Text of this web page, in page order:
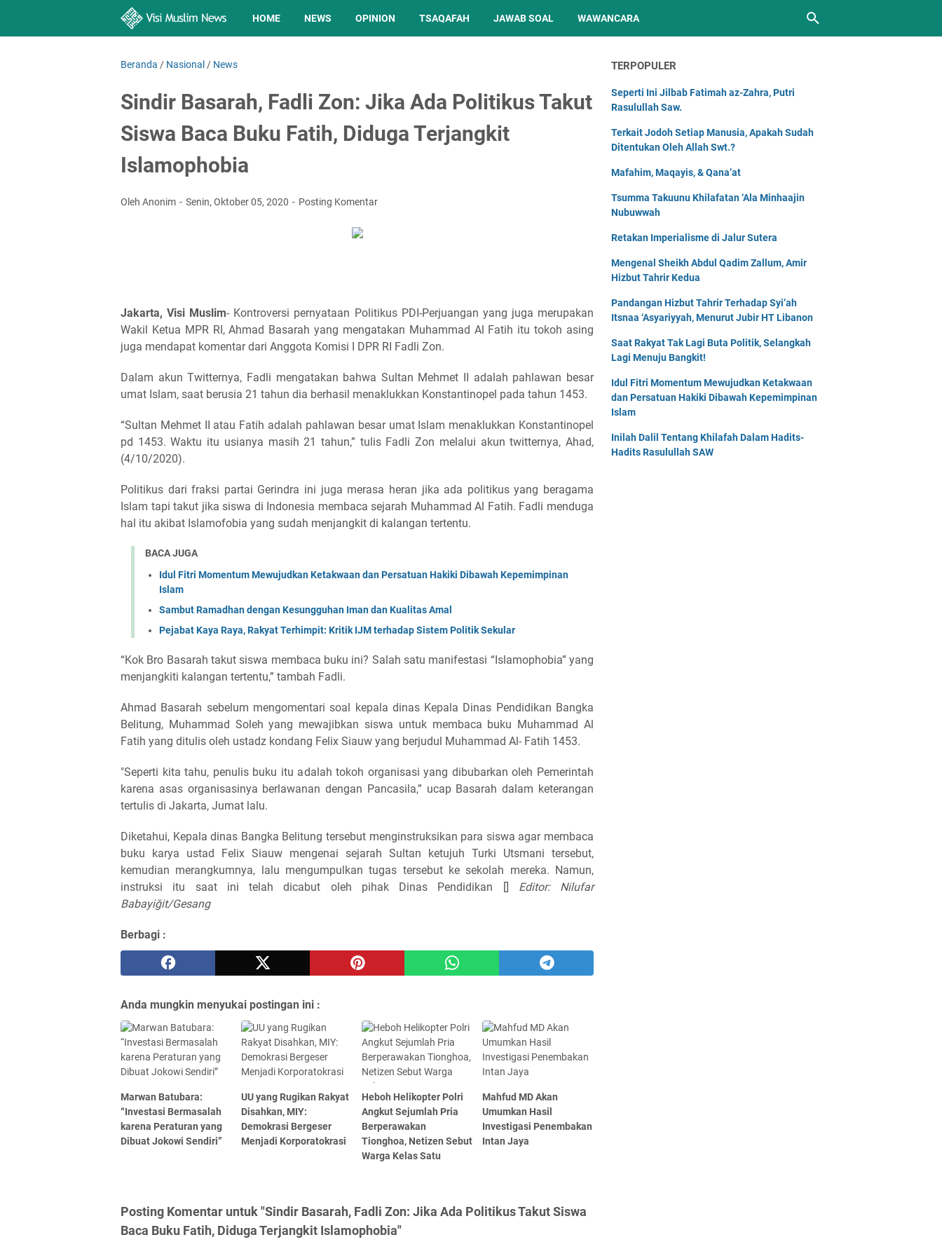
HOME NEWS OPINION TSAQAFAH JAWAB SOAL WAWANCARA
Beranda / Nasional / News
Sindir Basarah, Fadli Zon: Jika Ada Politikus Takut
Siswa Baca Buku Fatih, Diduga Terjangkit
Islamophobia
Oleh Anonim Senin, Oktober 05, 2020 Posting Komentar
Jakarta, Visi Muslim- Kontroversi pernyataan Politikus PDI-Perjuangan yang juga merupakan
Wakil Ketua MPR RI, Ahmad Basarah yang mengatakan Muhammad Al Fatih itu tokoh asing
juga mendapat komentar dari Anggota Komisi I DPR RI Fadli Zon.
Dalam akun Twitternya, Fadli mengatakan bahwa Sultan Mehmet II adalah pahlawan besar
umat Islam, saat berusia 21 tahun dia berhasil menaklukkan Konstantinopel pada tahun 1453.
“Sultan Mehmet II atau Fatih adalah pahlawan besar umat Islam menaklukkan Konstantinopel
pd 1453. Waktu itu usianya masih 21 tahun,” tulis Fadli Zon melalui akun twitternya, Ahad,
(4/10/2020).
Politikus dari fraksi partai Gerindra ini juga merasa heran jika ada politikus yang beragama
Islam tapi takut jika siswa di Indonesia membaca sejarah Muhammad Al Fatih. Fadli menduga
hal itu akibat Islamofobia yang sudah menjangkit di kalangan tertentu.
BACA JUGA
Idul Fitri Momentum Mewujudkan Ketakwaan dan Persatuan Hakiki Dibawah Kepemimpinan
Islam
Sambut Ramadhan dengan Kesungguhan Iman dan Kualitas Amal
Pejabat Kaya Raya, Rakyat Terhimpit: Kritik IJM terhadap Sistem Politik Sekular
“Kok Bro Basarah takut siswa membaca buku ini? Salah satu manifestasi “Islamophobia” yang
menjangkiti kalangan tertentu,” tambah Fadli.
Ahmad Basarah sebelum mengomentari soal kepala dinas Kepala Dinas Pendidikan Bangka
Belitung, Muhammad Soleh yang mewajibkan siswa untuk membaca buku Muhammad Al
Fatih yang ditulis oleh ustadz kondang Felix Siauw yang berjudul Muhammad Al- Fatih 1453.
"Seperti kita tahu, penulis buku itu adalah tokoh organisasi yang dibubarkan oleh Pemerintah
karena asas organisasinya berlawanan dengan Pancasila,” ucap Basarah dalam keterangan
tertulis di Jakarta, Jumat lalu.
Diketahui, Kepala dinas Bangka Belitung tersebut menginstruksikan para siswa agar membaca
buku karya ustad Felix Siauw mengenai sejarah Sultan ketujuh Turki Utsmani tersebut,
kemudian merangkumnya, lalu mengumpulkan tugas tersebut ke sekolah mereka. Namun,
instruksi itu saat ini telah dicabut oleh pihak Dinas Pendidikan [] Editor: Nilufar
Babayiğit/Gesang
Berbagi :
Anda mungkin menyukai postingan ini :
Marwan Batubara:
“Investasi Bermasalah
karena Peraturan yang
Dibuat Jokowi Sendiri”
UU yang Rugikan Rakyat
Disahkan, MIY:
Demokrasi Bergeser
Menjadi Korporatokrasi
Heboh Helikopter Polri
Angkut Sejumlah Pria
Berperawakan
Tionghoa, Netizen Sebut
Warga Kelas Satu
Mahfud MD Akan
Umumkan Hasil
Investigasi Penembakan
Intan Jaya
Posting Komentar untuk "Sindir Basarah, Fadli Zon: Jika Ada Politikus Takut Siswa
Baca Buku Fatih, Diduga Terjangkit Islamophobia"
TERPOPULER
Seperti Ini Jilbab Fatimah az-Zahra, Putri
Rasulullah Saw.
Terkait Jodoh Setiap Manusia, Apakah Sudah
Ditentukan Oleh Allah Swt.?
Mafahim, Maqayis, & Qana’at
Tsumma Takuunu Khilafatan ‘Ala Minhaajin
Nubuwwah
Retakan Imperialisme di Jalur Sutera
Mengenal Sheikh Abdul Qadim Zallum, Amir
Hizbut Tahrir Kedua
Pandangan Hizbut Tahrir Terhadap Syi’ah
Itsnaa ‘Asyariyyah, Menurut Jubir HT Libanon
Saat Rakyat Tak Lagi Buta Politik, Selangkah
Lagi Menuju Bangkit!
Idul Fitri Momentum Mewujudkan Ketakwaan
dan Persatuan Hakiki Dibawah Kepemimpinan
Islam
Inilah Dalil Tentang Khilafah Dalam Hadits-
Hadits Rasulullah SAW